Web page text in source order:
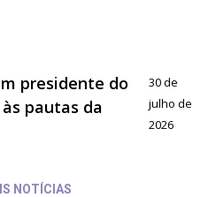
presidente do
pautas da
30 de
julho de
2026
NOTÍCIAS